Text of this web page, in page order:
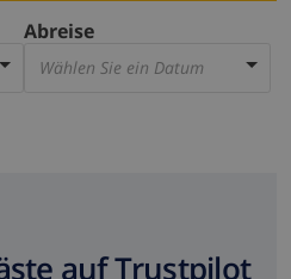
Abreise
Wählen Sie ein Datum
auf Trustpilot